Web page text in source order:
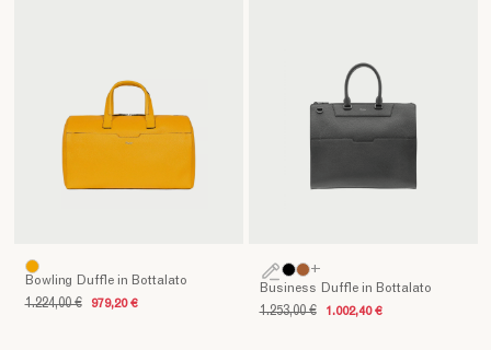
Bowling Duffle in Bottalato
1.224,00 € 979,20 €
Business Duffle in Bottalato
1.253,00 € 1.002,40 €
+